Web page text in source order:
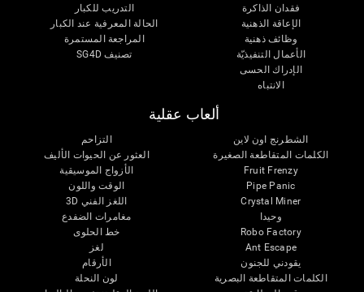
فقدان الذاكرة
الإعاقة الذهنية
وظائف ذهنية
الأعمال التنفيذيّة
الإدراك الحسى
الانتباه
التدريب للكبار
الحالة المعرفية عند الكبار
المراجعة المستمرة
تصنيف SG4D
ألعاب عقلية
الشطرنج اون لاين
الكلمات المتقاطعة الصغيرة
Fruit Frenzy
Pipe Panic
Crystal Miner
وحيدا
Robo Factory
Ant Escape
يقودني للجنون
الكلمات المتقاطعة البصرية
التزاحم
العثور عن الحيوات الأليف
الأزواج الموسيقية
الوقت واللون
اللغز الفني 3D
مغامرات الضفدع
خط الحلوى
لغز
الأرقام
لون النحلة